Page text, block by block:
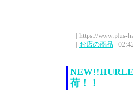
| https://www.plus-
| お店の商品 |
荷！！